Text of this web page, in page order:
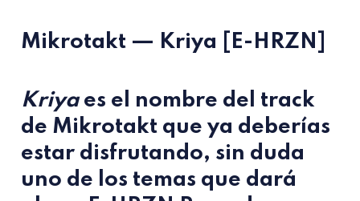
Mikrotakt — Kriya [E-HRZN]
Kriya es el nombre del track
de Mikrotaktque ya deberías
estar disfrutando, sin duda
uno de los temas que dará